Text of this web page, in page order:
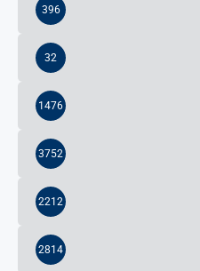
396
32
1476
3752
2212
2814